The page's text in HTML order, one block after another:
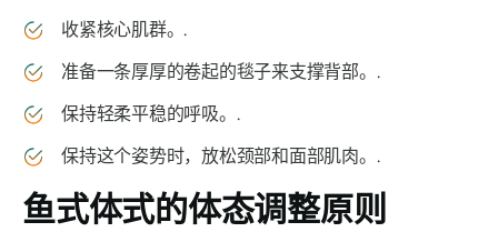
收紧核心肌群。.
准备一条厚厚的卷起的毯子来支撑背部。.
保持轻柔平稳的呼吸。.
保持这个姿势时，放松颈部和面部肌肉。.
鱼式体式的体态调整原则